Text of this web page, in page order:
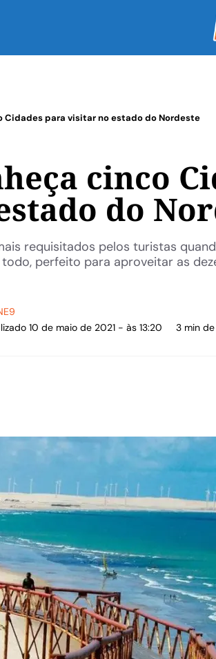
Cidades para visitar no estado do Nordeste
cinco
do
requisitados pelos turistas
perfeito para aproveitar as
10 de maio de 2021 - às 13:20 3 min